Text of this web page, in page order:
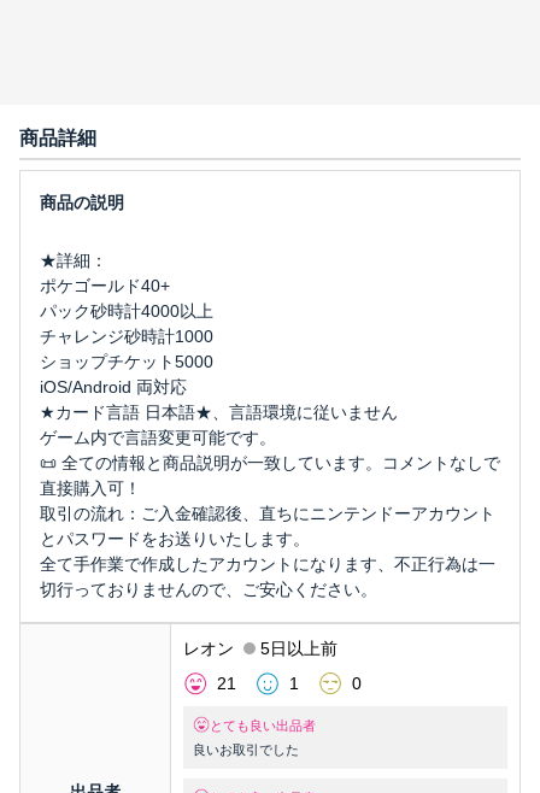
商品詳細
★詳細：
ポケゴールド40+
パック砂時計4000以上
チャレンジ砂時計1000
ショップチケット5000
iOS/Android 両対応
★カード言語 日本語★、言語環境に従いません
ゲーム内で言語変更可能です。
📜 全ての情報と商品説明が一致しています。コメントなしで
直接購入可！
取引の流れ：ご入金確認後、直ちにニンテンドーアカウント
とパスワードをお送りいたします。
全て手作業で作成したアカウントになります、不正行為は一
切行っておりませんので、ご安心ください。
レオン
5日以上前
21
1 0
とても良い出品者
良いお取引でした